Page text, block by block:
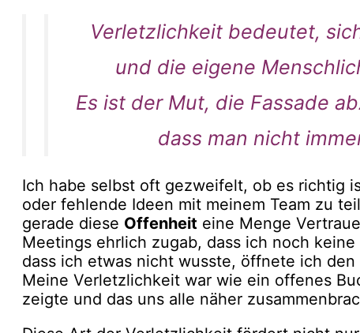
Verletzlichkeit bedeutet,
und die eigene
Es ist der Mut, die Fassade
dass man nicht
Ich habe selbst oft gezweifelt, ob es richtig
oder fehlende Ideen mit meinem Team zu
gerade diese Offenheit eine Menge
Meetings ehrlich zugab, dass ich noch
dass ich etwas nicht wusste, öffnete ich
Meine Verletzlichkeit war wie ein offenes
zeigte und das uns alle näher